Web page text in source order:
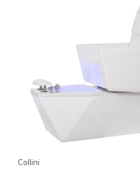
Collini